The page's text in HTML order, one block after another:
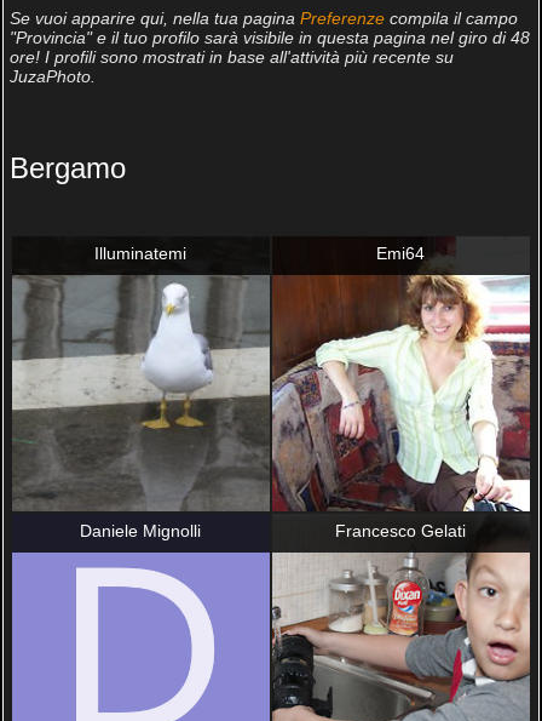
Se vuoi apparire qui, nella tua pagina Preferenzecompila il campo
"Provincia" e il tuo profilo sarà visibile in questa pagina nel giro di 48
ore! I profili sono mostrati in base all'attività più recente su
JuzaPhoto.
Bergamo
Illuminatemi Emi64
Daniele Mignolli Francesco Gelati